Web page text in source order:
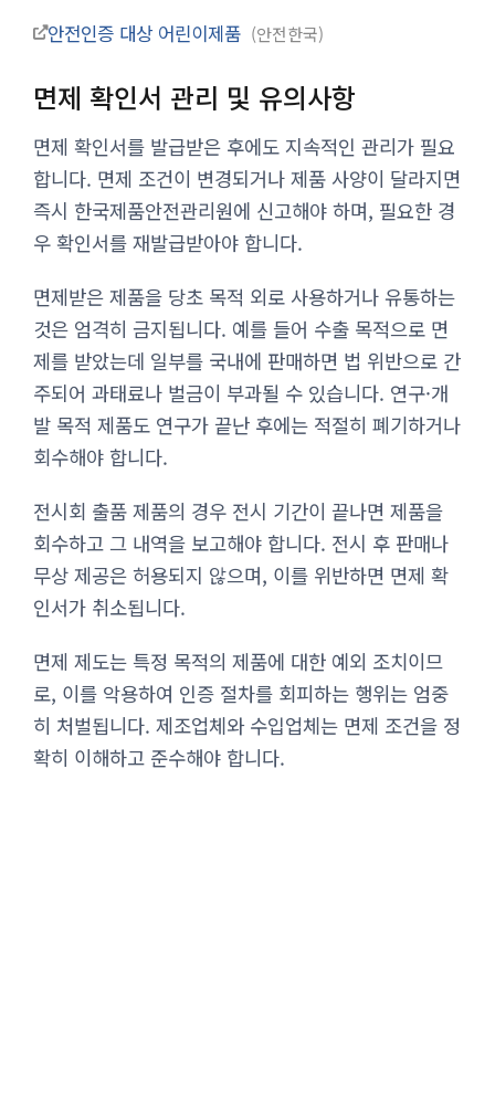
안전인증 대상 어린이제품 안전한국
면제 확인서 관리 및 유의사항
면제 확인서를 발급받은 후에도 지속적인 관리가 필요
합니다. 면제 조건이 변경되거나 제품 사양이 달라지면
즉시 한국제품안전관리원에 신고해야 하며, 필요한 경
우 확인서를 재발급받아야 합니다.
면제받은 제품을 당초 목적 외로 사용하거나 유통하는
것은 엄격히 금지됩니다. 예를 들어 수출 목적으로 면
제를 받았는데 일부를 국내에 판매하면 법 위반으로 간
주되어 과태료나 벌금이 부과될 수 있습니다. 연구·개
발 목적 제품도 연구가 끝난 후에는 적절히 폐기하거나
회수해야 합니다.
전시회 출품 제품의 경우 전시 기간이 끝나면 제품을
회수하고 그 내역을 보고해야 합니다. 전시 후 판매나
무상 제공은 허용되지 않으며, 이를 위반하면 면제 확
인서가 취소됩니다.
면제 제도는 특정 목적의 제품에 대한 예외 조치이므
로, 이를 악용하여 인증 절차를 회피하는 행위는 엄중
히 처벌됩니다. 제조업체와 수입업체는 면제 조건을 정
확히 이해하고 준수해야 합니다.